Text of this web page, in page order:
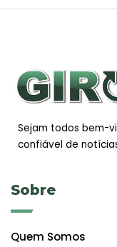
Sejam todos bem-
confiável de
Sobre
Quem Somos